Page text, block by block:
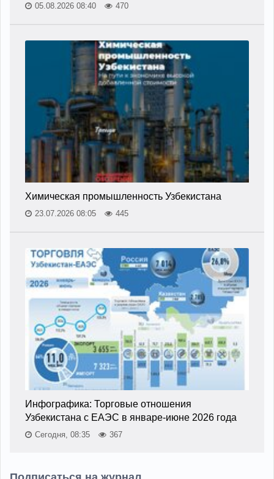
05.08.2026 08:40 470
Химическая промышленность Узбекистана
23.07.2026 08:05 445
Инфографика: Торговые отношения
Узбекистана с ЕАЭС в январе-июне 2026 года
Сегодня, 08:35 367